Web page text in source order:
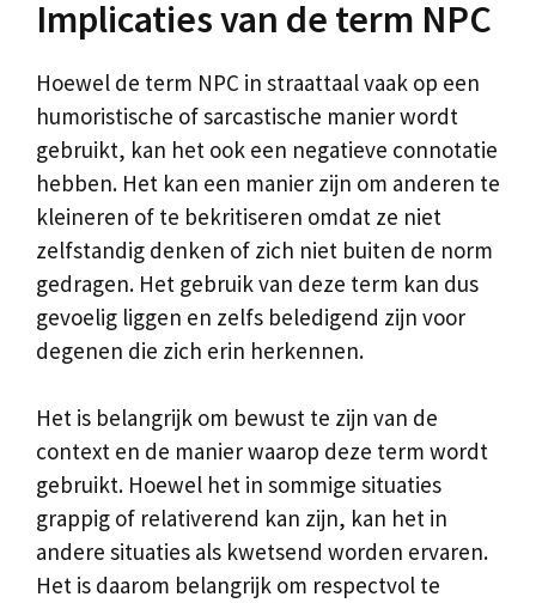
Implicaties van de term NPC
Hoewel de term NPC in straattaal vaak op een
humoristische of sarcastische manier wordt
gebruikt, kan het ook een negatieve connotatie
hebben. Het kan een manier zijn om anderen te
kleineren of te bekritiseren omdat ze niet
zelfstandig denken of zich niet buiten de norm
gedragen. Het gebruik van deze term kan dus
gevoelig liggen en zelfs beledigend zijn voor
degenen die zich erin herkennen.
Het is belangrijk om bewust te zijn van de
context en de manier waarop deze term wordt
gebruikt. Hoewel het in sommige situaties
grappig of relativerend kan zijn, kan het in
andere situaties als kwetsend worden ervaren.
Het is daarom belangrijk om respectvol te